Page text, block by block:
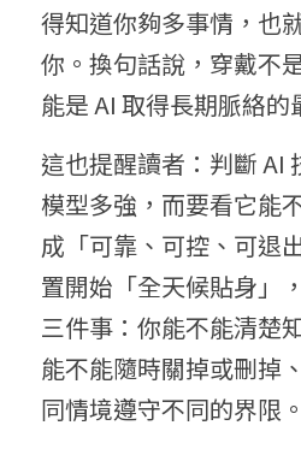
得知道你夠多事情，也
你。換句話說，穿戴不
能是 AI 取得長期脈絡的
這也提醒讀者：判斷 AI
模型多強，而要看它能
成「可靠、可控、可退
置開始「全天候貼身」
三件事：你能不能清楚
能不能隨時關掉或刪掉
同情境遵守不同的界限。